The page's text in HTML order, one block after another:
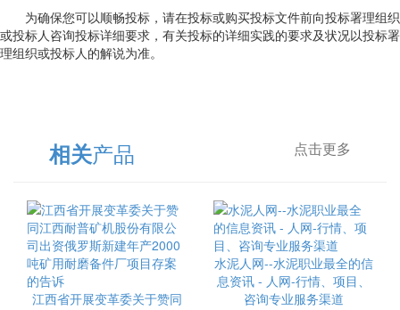
为确保您可以顺畅投标，请在投标或购买投标文件前向投标署理组织
或投标人咨询投标详细要求，有关投标的详细实践的要求及状况以投标署
理组织或投标人的解说为准。
相关产品 点击更多
江西省开展变革委关于赞同
水泥人网--水泥职业最全的信
息资讯 - 人网-行情、项目、
咨询专业服务渠道